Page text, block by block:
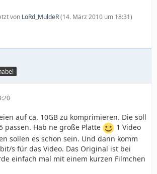
von LoRd_MuldeR(14. März 2010 um 18:31)
auf ca. 10GB zu komprimieren. Die soll
passen. Hab ne große Platte
1 Video
sollen es schon sein. Und dann komm
s für das Video. Das Original ist bei
einfach mal mit einem kurzen Filmchen